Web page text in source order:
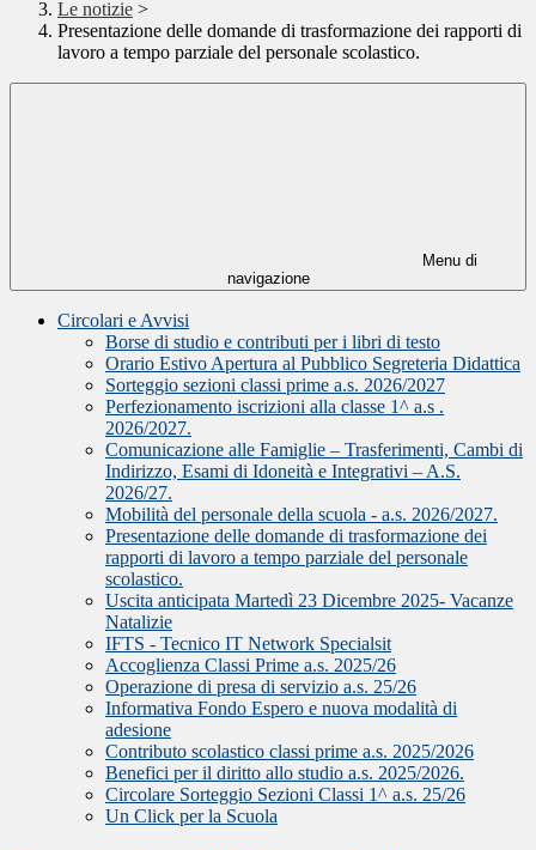
Le notizie >
Presentazione delle domande di trasformazione dei rapporti di
lavoro a tempo parziale del personale scolastico.
Menu di
navigazione
Circolari e Avvisi
Borse di studio e contributi per i libri di testo
Orario Estivo Apertura al Pubblico Segreteria Didattica
Sorteggio sezioni classi prime a.s. 2026/2027
Perfezionamento iscrizioni alla classe 1^ a.s .
2026/2027.
Comunicazione alle Famiglie – Trasferimenti, Cambi di
Indirizzo, Esami di Idoneità e Integrativi – A.S.
2026/27.
Mobilità del personale della scuola - a.s. 2026/2027.
Presentazione delle domande di trasformazione dei
rapporti di lavoro a tempo parziale del personale
scolastico.
Uscita anticipata Martedì 23 Dicembre 2025- Vacanze
Natalizie
IFTS - Tecnico IT Network Specialsit
Accoglienza Classi Prime a.s. 2025/26
Operazione di presa di servizio a.s. 25/26
Informativa Fondo Espero e nuova modalità di
adesione
Contributo scolastico classi prime a.s. 2025/2026
Benefici per il diritto allo studio a.s. 2025/2026.
Circolare Sorteggio Sezioni Classi 1^ a.s. 25/26
Un Click per la Scuola